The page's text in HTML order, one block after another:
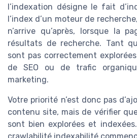
l’indexation désigne le fait
l’index d’un moteur de
n’arrive qu’après, lorsque la
résultats de recherche. Tant
sont pas correctement
de SEO ou de trafic
marketing.
Votre priorité n’est donc pas
contenu site, mais de vérifier
sont bien explorées et